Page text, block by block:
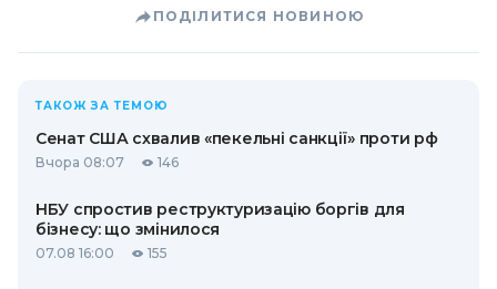
ПОДІЛИТИСЯ НОВИНОЮ
ТАКОЖ ЗА ТЕМОЮ
Сенат США схвалив «пекельні санкції» проти рф
Вчора 08:07 146
НБУ спростив реструктуризацію боргів для
бізнесу: що змінилося
07.08 16:00 155